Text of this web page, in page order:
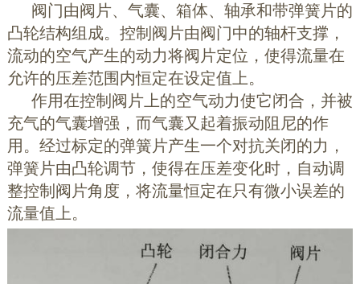
阀门由阀片、气囊、箱体、轴承和带弹簧片的
凸轮结构组成。控制阀片由阀门中的轴杆支撑，
流动的空气产生的动力将阀片定位，使得流量在
允许的压差范围内恒定在设定值上。
作用在控制阀片上的空气动力使它闭合，并被
充气的气囊增强，而气囊又起着振动阻尼的作
用。经过标定的弹簧片产生一个对抗关闭的力，
弹簧片由凸轮调节，使得在压差变化时，自动调
整控制阀片角度，将流量恒定在只有微小误差的
流量值上。